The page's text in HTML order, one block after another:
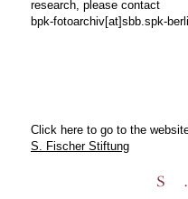
research, please contact
bpk-fotoarchiv[at]sbb.spk-
Click here to go to the
S. Fischer Stiftung